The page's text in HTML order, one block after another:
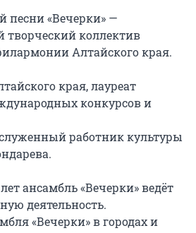
песни «Вечерки» —
творческий коллектив
Алтайского края.
края, лауреат
конкурсов и
работник культуры
ансамбль «Вечерки» ведёт
деятельность.
«Вечерки» в городах и